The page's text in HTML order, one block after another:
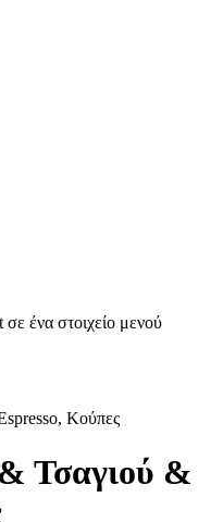
ένα στοιχείο μενού
Κούπες
Τσαγιού &